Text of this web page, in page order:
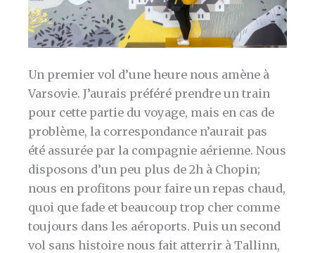
Un premier vol d’une heure nous amène à
Varsovie. J’aurais préféré prendre un train
pour cette partie du voyage, mais en cas de
problème, la correspondance n’aurait pas
été assurée par la compagnie aérienne. Nous
disposons d’un peu plus de 2h à Chopin;
nous en profitons pour faire un repas chaud,
quoi que fade et beaucoup trop cher comme
toujours dans les aéroports. Puis un second
vol sans histoire nous fait atterrir à Tallinn,